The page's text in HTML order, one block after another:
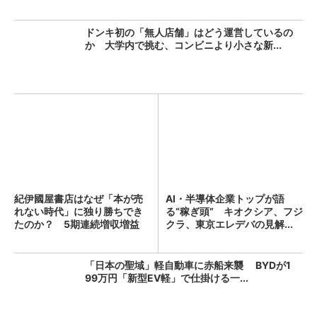
ドンキ初の「無人店舗」はどう運営しているの
か 大学内で挑む、コンビニより小さな新...
紀伊國屋書店はなぜ「本が売
れない時代」に独り勝ちでき
たのか？ 5期連続増収増益
AI・半導体企業トップが語
る“稼ぎ頭” キオクシア、フジ
クラ、東京エレデバの見解...
「日本の聖域」軽自動車に赤船来襲 BYDが1
99万円「新型EV軽」で仕掛ける一...